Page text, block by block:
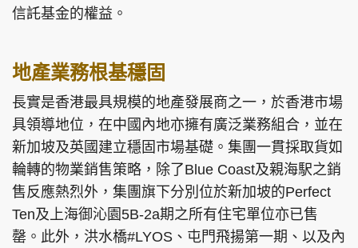
信託基金的權益。
地產業務根基穩固
長實是香港最具規模的地產發展商之一，於香港市場
具領導地位，在中國內地亦擁有廣泛業務組合，並在
新加坡及英國建立穩固市場基礎。集團一貫採取貨如
輪轉的物業銷售策略，除了Blue Coast及親海駅之銷
售反應熱烈外，集團旗下分別位於新加坡的Perfect
Ten及上海御沁園5B-2a期之所有住宅單位亦已售
罄。此外，洪水橋#LYOS、屯門飛揚第一期、以及內